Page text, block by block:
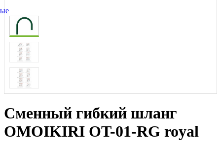
Сменный гибкий шланг
OMOIKIRI OT-01-RG royal